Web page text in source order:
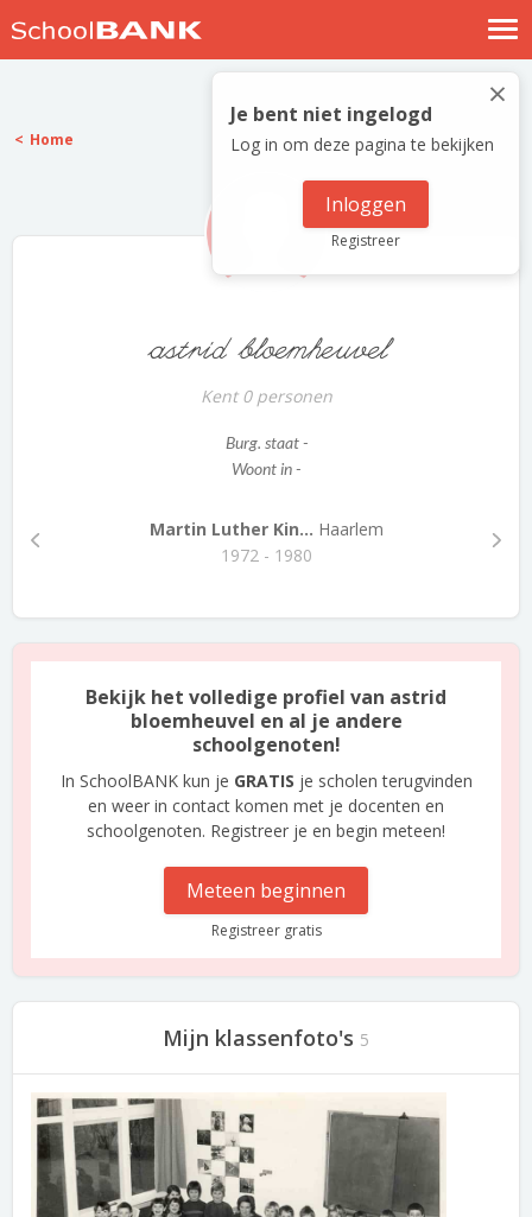
Nostalgische verhalen
Log in
Meld je gratis aan
×
Je bent niet ingelogd
Log in om deze pagina te bekijken
Inloggen
Registreer
Home
astrid bloemheuvel
Kent 0 personen
Burg. staat -
Woont in -
Martin Luther Kin... Haarlem
1972 - 1980
Bekijk het volledige profiel van astrid
bloemheuvel en al je andere
schoolgenoten!
In SchoolBANK kun je GRATIS je scholen terugvinden
en weer in contact komen met je docenten en
schoolgenoten. Registreer je en begin meteen!
Meteen beginnen
Registreer gratis
Mijn klassenfoto's 5